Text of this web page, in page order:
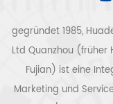
gegründet 1985,
Ltd Quanzhou (früher
Fujian) ist eine
Marketing und